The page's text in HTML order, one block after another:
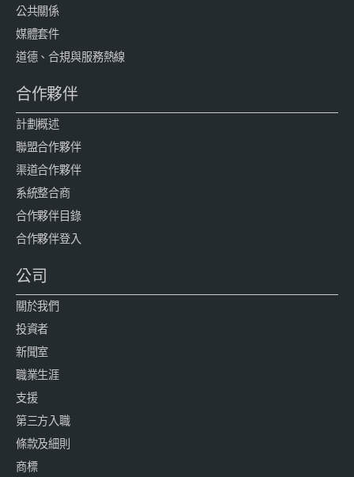
公共關係
媒體套件
道德、合規與服務熱線
合作夥伴
計劃概述
聯盟合作夥伴
渠道合作夥伴
系統整合商
合作夥伴目錄
合作夥伴登入
公司
關於我們
投資者
新聞室
職業生涯
支援
第三方入職
條款及細則
商標